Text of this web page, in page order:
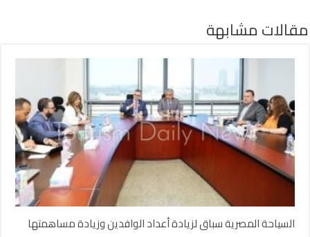
مقالات مشابهة
السياحة المصرية سباق لزيادة أعداد الوافدين وزيادة مساهمتها